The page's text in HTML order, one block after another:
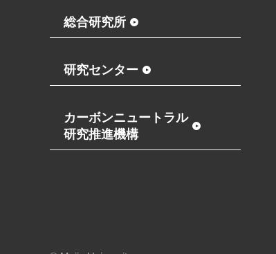
総合研究所
研究センター
カーボンニュートラル
研究推進機構